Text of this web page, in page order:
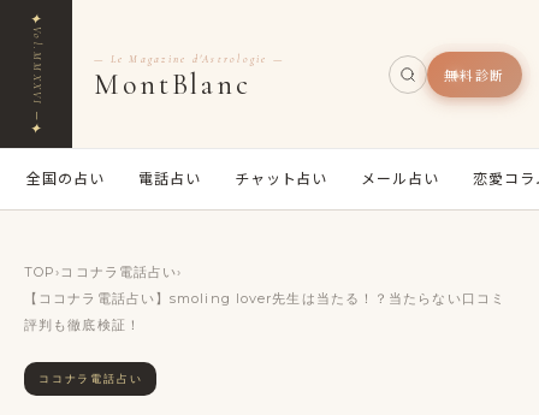
✦
Vol.MMXXVI ─
✦
— Le Magazine d'Astrologie —
MontBlanc 無料診断
全国の占い 電話占い チャット占い メール占い 恋愛コラ
TOP›ココナラ電話占い›
【ココナラ電話占い】smoling lover先生は当たる！？当たらない口コミ
評判も徹底検証！
ココナラ電話占い